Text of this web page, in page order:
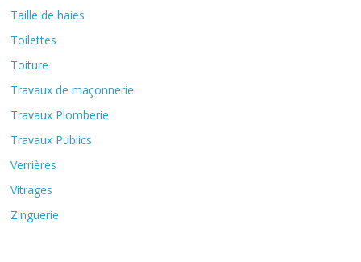
Taille de haies
Toilettes
Toiture
Travaux de maçonnerie
Travaux Plomberie
Travaux Publics
Verrières
Vitrages
Zinguerie